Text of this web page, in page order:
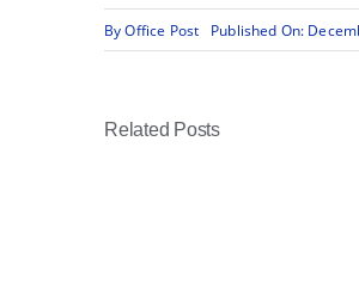
ByOffice Post Published On:
Related Posts